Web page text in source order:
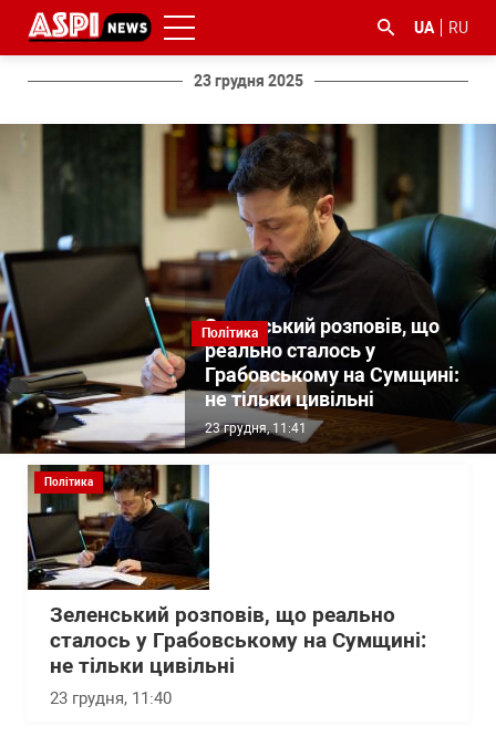
UA RU
23 грудня 2025
Політика
Зеленський розповів, що
реально сталось у
Грабовському на Сумщині:
не тільки цивільні
23 грудня, 11:41
Політика
Зеленський розповів, що реально
сталось у Грабовському на Сумщині:
не тільки цивільні
23 грудня, 11:40
#ООС
#боротьба
корупцією
#ДФС #Київ #коронавірус